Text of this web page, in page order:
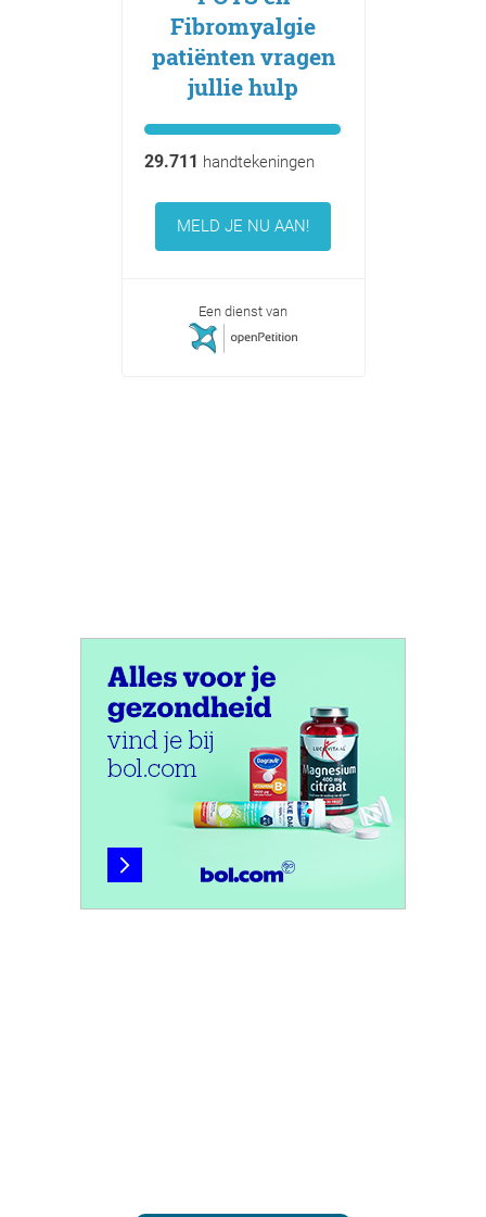
Fibromyalgie
patiënten vragen
jullie hulp
29.711 handtekeningen
MELD JE NU AAN!
Een dienst van